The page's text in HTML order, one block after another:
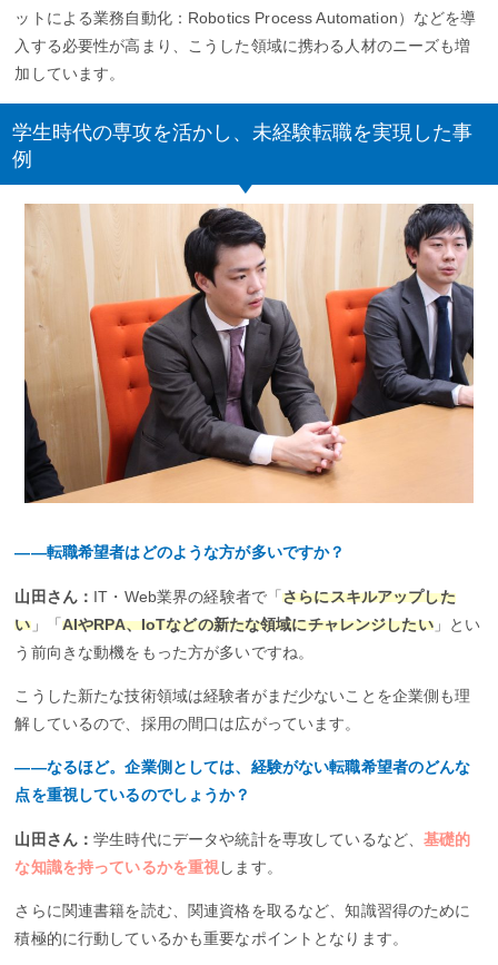
ットによる業務自動化：Robotics Process Automation）などを導
入する必要性が高まり、こうした領域に携わる人材のニーズも増
加しています。
学生時代の専攻を活かし、未経験転職を実現した事
例
――転職希望者はどのような方が多いですか？
山田さん： IT・Web業界の経験者で「さらにスキルアップした
い」「 AIやRPA、IoTなどの新たな領域にチャレンジしたい」とい
う前向きな動機をもった方が多いですね。
こうした新たな技術領域は経験者がまだ少ないことを企業側も理
解しているので、採用の間口は広がっています。
――なるほど。企業側としては、経験がない転職希望者のどんな
点を重視しているのでしょうか？
山田さん：学生時代にデータや統計を専攻しているなど、基礎的
な知識を持っているかを重視します。
さらに関連書籍を読む、関連資格を取るなど、知識習得のために
積極的に行動しているかも重要なポイントとなります。